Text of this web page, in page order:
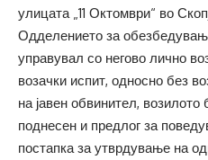
улицата „11 Октомври“ во
Одделението за
управувал со негово лично
возачки испит, односно без
на јавен обвинител,
поднесен и предлог за
постапка за утврдување на